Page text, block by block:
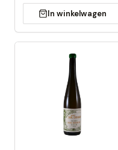
In winkelwagen